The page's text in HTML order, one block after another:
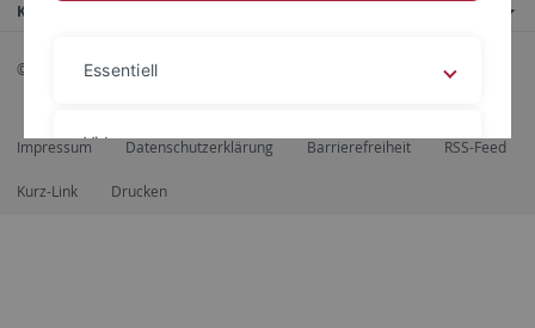
Kontaktinfo
© 2026 Eberhard Karls Universität Tübingen, Tübingen
Impressum Datenschutzerklärung Barrierefreiheit RSS-Feed
Kurz-Link Drucken
Essentiell
Videos